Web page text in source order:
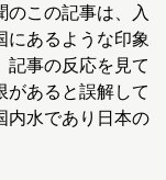
この記事は、入
にあるような印象
記事の反応を見て
があると誤解して
内水であり日本の